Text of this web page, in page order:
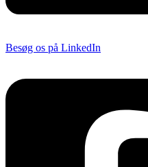
Besøg os på LinkedIn